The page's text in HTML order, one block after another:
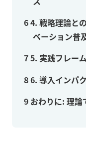
64. 戦略理論と
ベーション普
75. 実践フレー
86. 導入インパ
9 おわりに: 理